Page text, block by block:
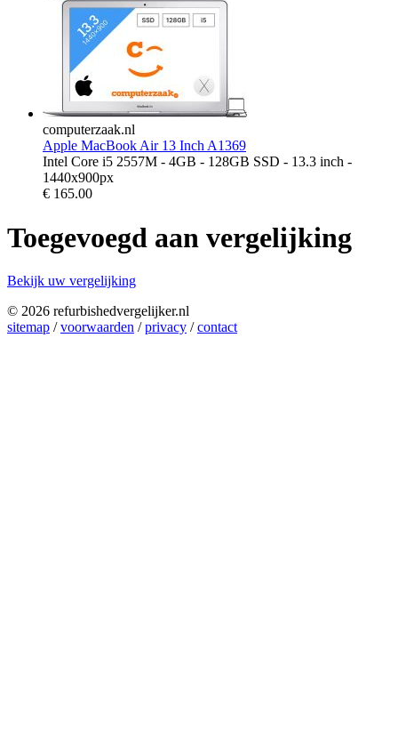
computerzaak.nl
Apple MacBook Air 13 Inch A1369
Intel Core i5 2557M - 4GB - 128GB SSD - 13.3 inch -
1440x900px
€ 165.00
Toegevoegd aan vergelijking
Bekijk uw vergelijking
© 2026 refurbishedvergelijker.nl
sitemap /voorwaarden /privacy /contact